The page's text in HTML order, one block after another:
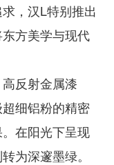
，汉L特别推出
方美学与现代
反射金属漆
细铝粉的精密
在阳光下呈现
为深邃墨绿。